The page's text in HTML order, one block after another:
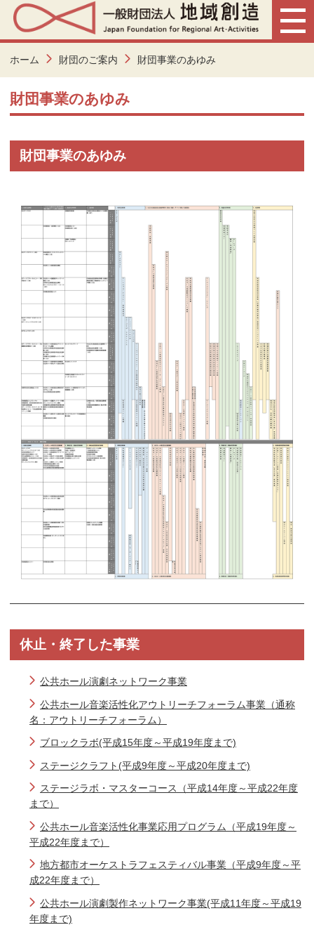
ホーム 財団のご案内 財団事業のあゆみ
財団事業のあゆみ
財団事業のあゆみ
休止・終了した事業
公共ホール演劇ネットワーク事業
公共ホール音楽活性化アウトリーチフォーラム事業（通称
名：アウトリーチフォーラム）
ブロックラボ(平成15年度～平成19年度まで)
ステージクラフト(平成9年度～平成20年度まで)
ステージラボ・マスターコース（平成14年度～平成22年度
まで）
公共ホール音楽活性化事業応用プログラム（平成19年度～
平成22年度まで）
地方都市オーケストラフェスティバル事業（平成9年度～平
成22年度まで）
公共ホール演劇製作ネットワーク事業(平成11年度～平成19
年度まで)